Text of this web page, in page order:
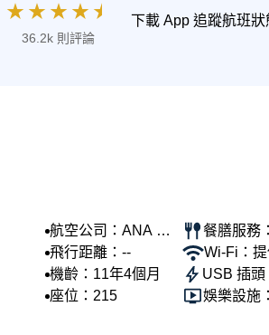
★ ★ ★ ★ ★
36.2k 則評論
下載 App 追蹤航班狀
航空公司：ANA 全
日空
飛行距離：--
機齡：11年4個月
座位：215
餐膳服務
供
Wi-Fi：
USB 插頭
供
娛樂設施